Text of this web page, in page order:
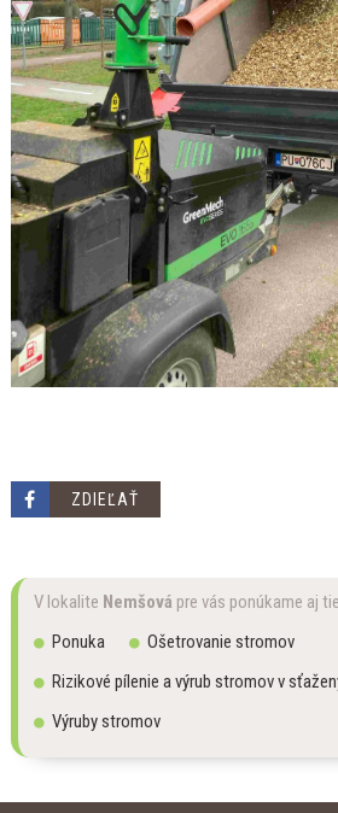
ZDIEĽAŤ
V lokalite Nemšová pre vás ponúkame aj
Ponuka
Ošetrovanie stromov
Rizikové pílenie a výrub stromov v
Výruby stromov